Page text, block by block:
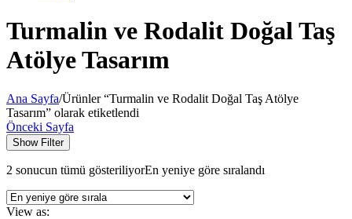
Turmalin ve Rodalit Doğal Taş
Atölye Tasarım
Ana Sayfa/Ürünler “Turmalin ve Rodalit Doğal Taş Atölye
Tasarım” olarak etiketlendi
Önceki Sayfa
Show Filter
2 sonucun tümü gösteriliyorEn yeniye göre sıralandı
View as: